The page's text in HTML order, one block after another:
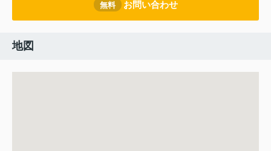
無料 お問い合わせ
地図